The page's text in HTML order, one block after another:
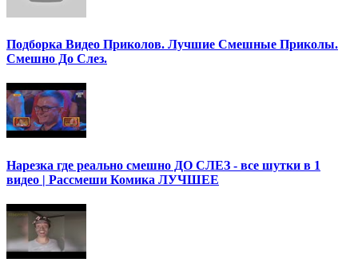
Подборка Видео Приколов. Лучшие Смешные Приколы.
Смешно До Слез.
Нарезка где реально смешно ДО СЛЕЗ - все шутки в 1
видео | Рассмеши Комика ЛУЧШЕЕ